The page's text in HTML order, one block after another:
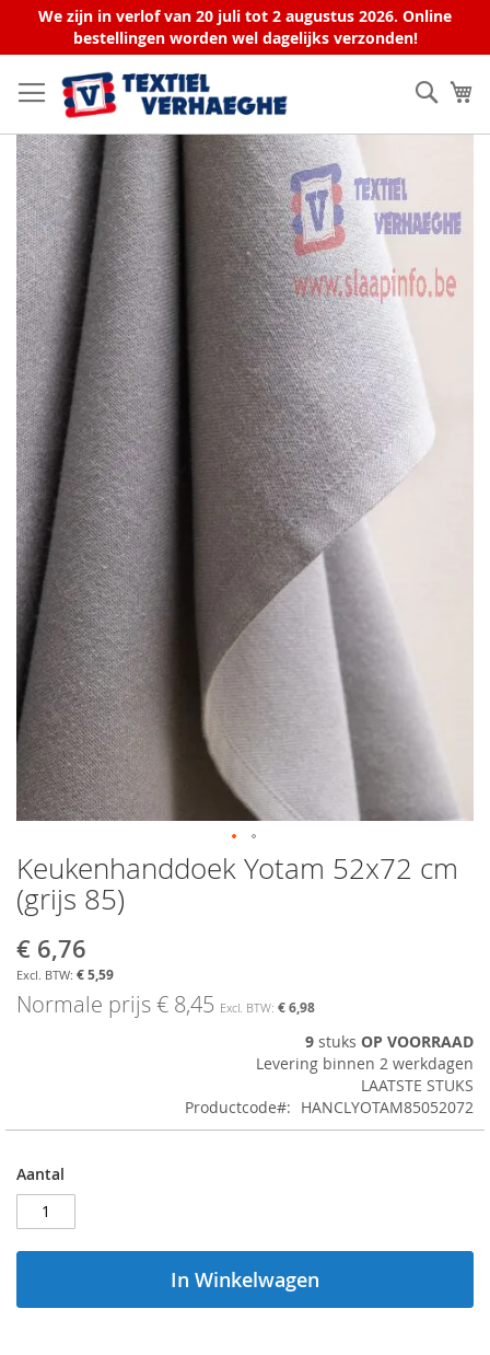
We zijn in verlof van 20 juli tot 2 augustus 2026. Online
bestellingen worden wel dagelijks verzonden!
naar
de
inhoud
Zoek
Ga
naar
het
einde
van
de
afbeeldingen-
gallerij
Ga
naar
het
van
de
afbeeldingen-
gallerij
Keukenhanddoek Yotam 52x72 cm
(grijs 85)
Aanbiedingsprijs
€ 6,76
€ 5,59
Normale prijs€ 8,45 € 6,98
9 stuks OP VOORRAAD
Levering binnen 2 werkdagen
LAATSTE STUKS
Productcode
HANCLYOTAM85052072
Aantal
In Winkelwagen